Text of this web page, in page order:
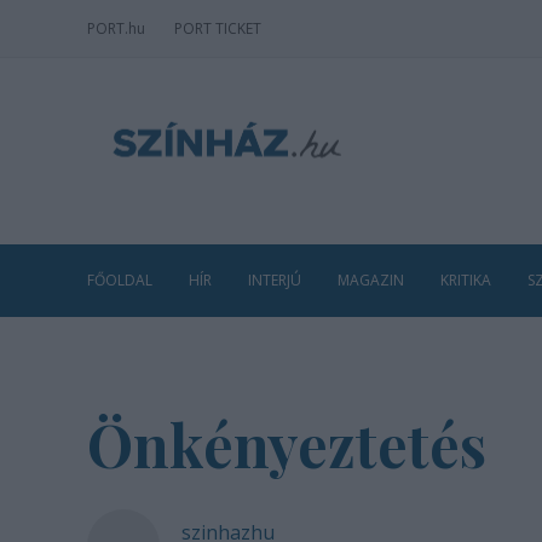
PORT.hu PORT TICKET
FŐOLDAL HÍR INTERJÚ MAGAZIN KRITIKA
Önkényeztetés
szinhazhu